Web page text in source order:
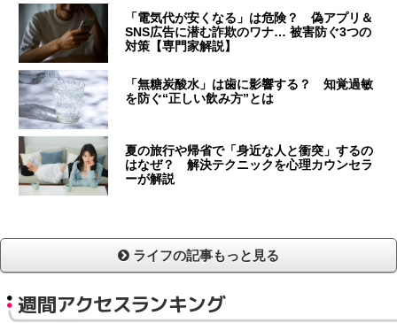
「電気代が安くなる」は危険？ 偽アプリ＆
SNS広告に潜む詐欺のワナ… 被害防ぐ3つの
対策【専門家解説】
「無糖炭酸水」は歯に影響する？ 知覚過敏
を防ぐ“正しい飲み方”とは
夏の旅行や帰省で「身近な人と衝突」するの
はなぜ？ 解決テクニックを心理カウンセラ
ーが解説
ライフの記事もっと見る
週間アクセスランキング